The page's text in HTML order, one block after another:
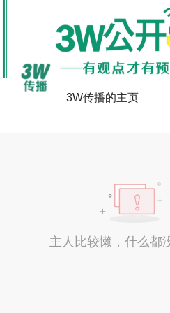
3W传播的主页
主人比较懒，什么都